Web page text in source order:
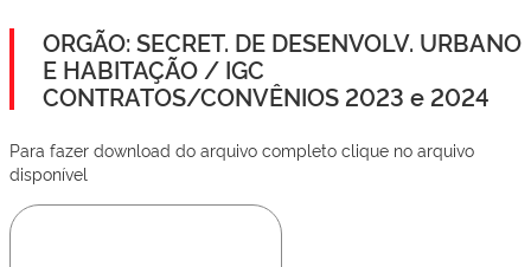
ORGÃO: SECRET. DE DESENVOLV. URBANO
E HABITAÇÃO / IGC
CONTRATOS/CONVÊNIOS 2023 e 2024
Para fazer download do arquivo completo clique no arquivo
disponível